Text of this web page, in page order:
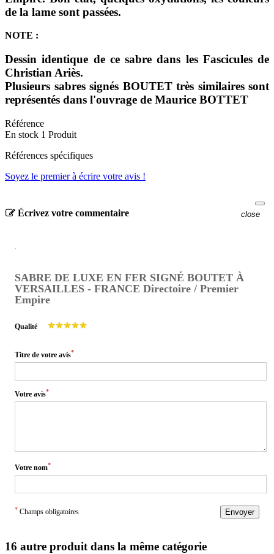
de la lame sont passées.
NOTE :
Dessin identique de ce sabre dans les Fascicules de
Christian Ariès.
Plusieurs sabres signés BOUTET très similaires sont
représentés dans l'ouvrage de Maurice BOTTET
Référence
En stock 1 Produit
Références spécifiques
Soyez le premier à écrire votre avis !
Écrivez votre commentaire close
SABRE DE LUXE EN FER SIGNÉ BOUTET À
VERSAILLES - FRANCE Directoire / Premier
Empire
Qualité
Titre de votre avis*
Votre avis*
Votre nom*
* Champs obligatoires Envoyer
16 autre produit dans la même catégorie